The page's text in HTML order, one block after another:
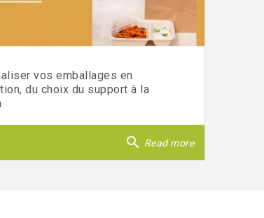
vos emballages en
du choix du support à la
search Read more